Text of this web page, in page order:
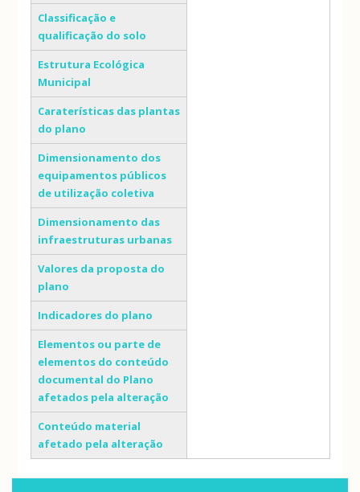
Classificação e
qualificação do solo
Estrutura Ecológica
Municipal
Caraterísticas das plantas
do plano
Dimensionamento dos
equipamentos públicos
de utilização coletiva
Dimensionamento das
infraestruturas urbanas
Valores da proposta do
plano
Indicadores do plano
Elementos ou parte de
elementos do conteúdo
documental do Plano
afetados pela alteração
Conteúdo material
afetado pela alteração